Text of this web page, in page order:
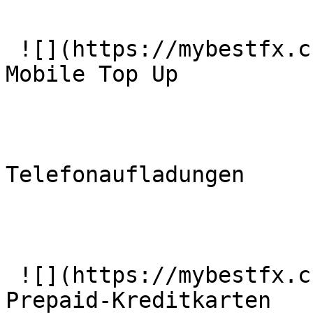
Mobile Top Up
Telefonaufladungen
Prepaid-Kreditkarten